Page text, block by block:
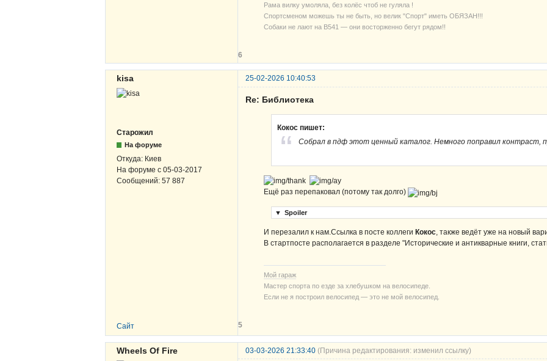
Рама вилку умоляла, без колёс чтоб не гуляла !
Спортсменом можешь ты не быть, но велик "Спорт" иметь ОБЯЗАН!!!
Собаки не лают на В541 — они восторженно бегут рядом!!
6
kisa 25-02-2026 10:40:53
Старожил
На форуме
Откуда: Киев
На форуме с 05-03-2017
Сообщений: 57 887
Re: Библиотека
Кокос пишет:
Собрал в пдф этот ценный каталог. Немного поправил контраст,
Ещё раз перепаковал (потому так долго)
▼ Spoiler
И перезалил к нам.Ссылка в посте коллеги Кокос, также ведёт уже на новый
В стартпосте располагается в разделе "Исторические и антикварные книги,
Мой гараж
Мастер спорта по езде за хлебушком на велосипеде.
Если не я построил велосипед — это не мой велосипед.
Сайт 5
Wheels Of Fire 03-03-2026 21:33:40 (Причина редактирования: изменил ссылку)